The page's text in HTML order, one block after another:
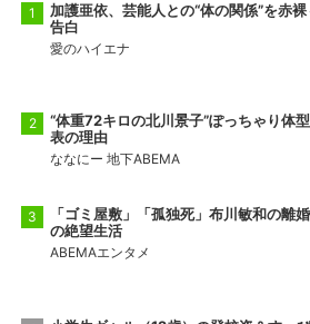
加護亜依、芸能人との“体の関係”を赤裸
告白
愛のハイエナ
“体重72キロの北川景子”ぽっちゃり体
表の理由
ななにー 地下ABEMA
「ゴミ屋敷」「孤独死」布川敏和の離
の絶望生活
ABEMAエンタメ